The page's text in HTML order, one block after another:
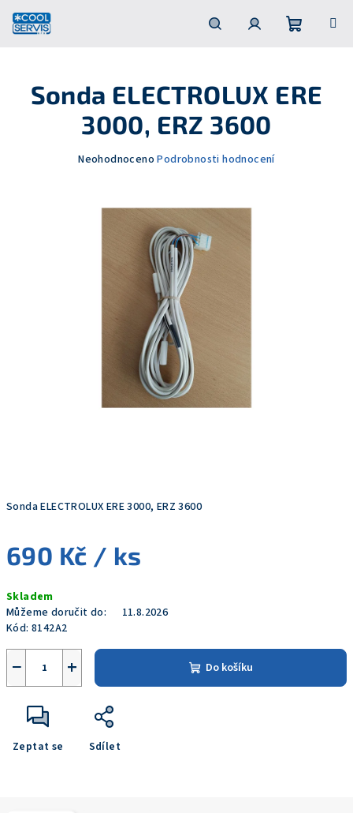
obsah
košík
Sonda ELECTROLUX ERE 3000, ERZ 3600
690 Kč / ks
cena:
Skladem
Můžeme doručit do:
11.8.2026
Kód: 8142A2
+
− Do košíku
Zeptat se Sdílet
Sonda ELECTROLUX ERE
3000, ERZ 3600
Průměrné
Neohodnoceno Podrobnosti hodnocení